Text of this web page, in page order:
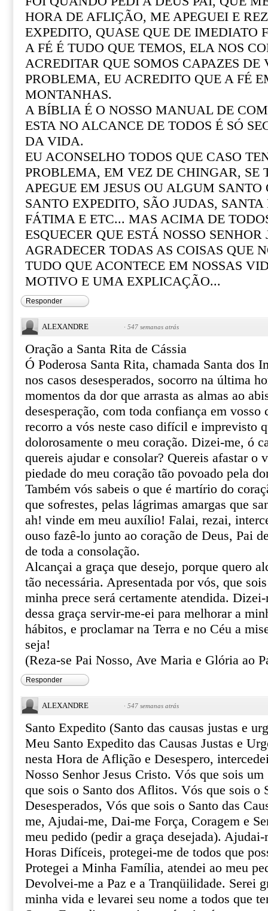
HORA DE AFLIÇÃO, ME APEGUEI E
EXPEDITO, QUASE QUE DE IMEDIATO
A FÉ É TUDO QUE TEMOS, ELA NOS
ACREDITAR QUE SOMOS CAPAZES DE
PROBLEMA, EU ACREDITO QUE A FÉ
MONTANHAS.
A BÍBLIA É O NOSSO MANUAL DE
ESTA NO ALCANCE DE TODOS É SÓ
DA VIDA.
EU ACONSELHO TODOS QUE CASO
PROBLEMA, EM VEZ DE CHINGAR, SE
APEGUE EM JESUS OU ALGUM SANTO
SANTO EXPEDITO, SÃO JUDAS, SANTA
FÁTIMA E ETC... MAS ACIMA DE
ESQUECER QUE ESTÁ NOSSO SENHOR
AGRADECER TODAS AS COISAS QUE
TUDO QUE ACONTECE EM NOSSAS
MOTIVO E UMA EXPLICAÇÃO...
Responder
ALEXANDRE · 547 semanas atrás
Oração a Santa Rita de Cássia
Ó Poderosa Santa Rita, chamada Santa dos
nos casos desesperados, socorro na última
momentos da dor que arrasta as almas ao
desesperação, com toda confiança em vosso
recorro a vós neste caso difícil e imprevisto
dolorosamente o meu coração. Dizei-me, ó
quereis ajudar e consolar? Quereis afastar o
piedade do meu coração tão povoado pela
Também vós sabeis o que é martírio do
que sofrestes, pelas lágrimas amargas que
ah! vinde em meu auxílio! Falai, rezai,
ouso fazê-lo junto ao coração de Deus, Pai
de toda a consolação.
Alcançai a graça que desejo, porque quero
tão necessária. Apresentada por vós, que
minha prece será certamente atendida.
dessa graça servir-me-ei para melhorar a
hábitos, e proclamar na Terra e no Céu a
seja!
(Reza-se Pai Nosso, Ave Maria e Glória ao
Responder
ALEXANDRE · 547 semanas atrás
Santo Expedito (Santo das causas justas e
Meu Santo Expedito das Causas Justas e
nesta Hora de Aflição e Desespero,
Nosso Senhor Jesus Cristo. Vós que sois
que sois o Santo dos Aflitos. Vós que sois o
Desesperados, Vós que sois o Santo das
me, Ajudai-me, Dai-me Força, Coragem e
meu pedido (pedir a graça desejada). Ajudai-
Horas Difíceis, protegei-me de todos que
Protegei a Minha Família, atendei ao meu
Devolvei-me a Paz e a Tranqüilidade. Serei
minha vida e levarei seu nome a todos que